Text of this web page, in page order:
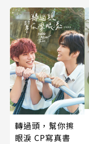
轉過頭，幫你擦
眼淚 CP寫真書